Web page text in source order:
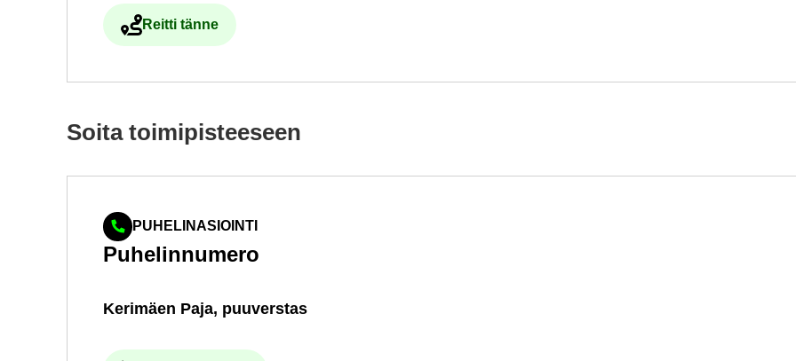
Ul­koi­nen pal­ve­lu avau­tuu uu­del­le vä­li­leh­del­le
Reit­ti tänne
Soita toi­mi­pis­tee­seen
PUHELINASIOINTI
Pu­he­lin­nu­me­ro
Ke­ri­mäen Paja, puu­vers­tas